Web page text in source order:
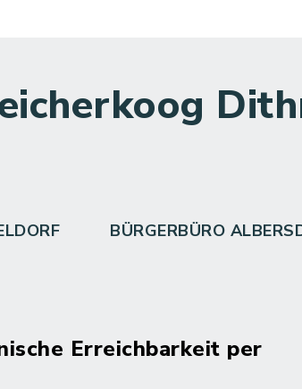
BÜRGERBÜRO
Erreichbarkeit per